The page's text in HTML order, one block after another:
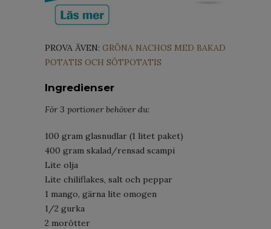
PROVA ÄVEN: GRÖNA NACHOS MED BAKAD
POTATIS OCH SÖTPOTATIS
Ingredienser
För 3 portioner behöver du:
100 gram glasnudlar (1 litet paket)
400 gram skalad/rensad scampi
Lite olja
Lite chiliflakes, salt och peppar
1 mango, gärna lite omogen
1/2 gurka
2 morötter